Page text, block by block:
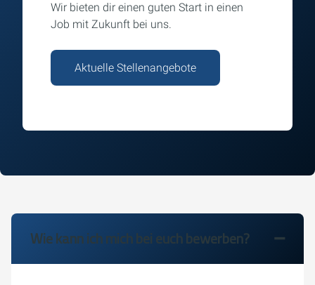
Wir bieten dir einen guten Start in einen
Job mit Zukunft bei uns.
Aktuelle Stellenangebote
Wie kann ich mich bei euch bewerben?